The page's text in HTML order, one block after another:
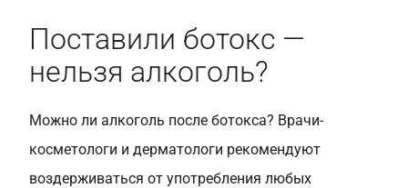
Поставили ботокс —
нельзя алкоголь?
Можно ли алкоголь после ботокса? Врачи-
косметологи и дерматологи рекомендуют
воздерживаться от употребления любых